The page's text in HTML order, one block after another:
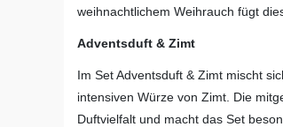
weihnachtlichem Weihrauch fügt
Adventsduft & Zimt
Im Set Adventsduft & Zimt mischt
intensiven Würze von Zimt. Die
Duftvielfalt und macht das Set